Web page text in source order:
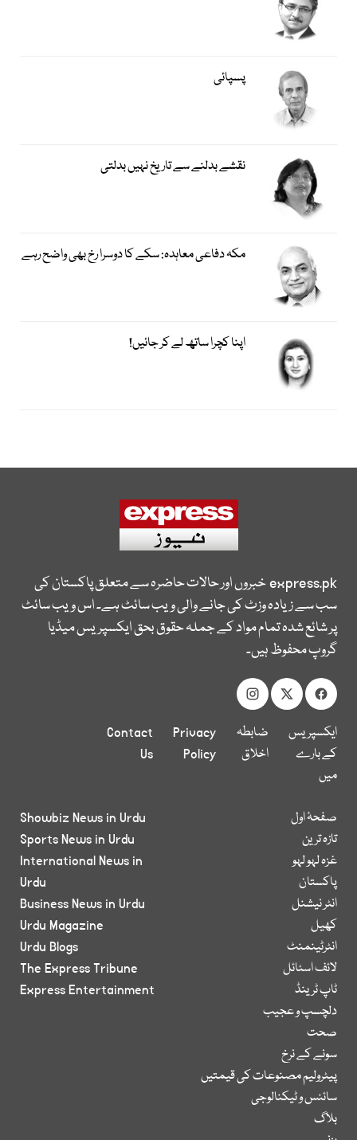
پسپائی
نقشے بدلنے سے تاریخ نہیں بدلتی
مکہ دفاعی معاہدہ: سکے کا دوسرا رخ بھی واضح رہے
اپنا کچرا ساتھ لے کر جائیں!
express.pkخبروں اور حالات حاضرہ سے متعلق پاکستان کی
سب سے زیادہ وزٹ کی جانے والی ویب سائٹ ہے۔ اس ویب سائٹ
پر شائع شدہ تمام مواد کے جملہ حقوق بحق ایکسپریس میڈیا
گروپ محفوظ ہیں۔
ایکسپریس
کے بارے
میں
ضابطہ
اخلاق
Privacy
Policy
Contact
Us
صفحۂ اول
تازہ ترین
غزہ لہو لہو
پاکستان
انٹر نیشنل
کھیل
انٹرٹینمنٹ
لائف اسٹائل
ٹاپ ٹرینڈ
دلچسپ و عجیب
صحت
سونے کے نرخ
پیٹرولیم مصنوعات کی قیمتیں
سائنس و ٹیکنالوجی
بلاگ
Showbiz News in Urdu
Sports News in Urdu
International News in
Urdu
Business News in Urdu
Urdu Magazine
Urdu Blogs
The Express Tribune
Express Entertainment